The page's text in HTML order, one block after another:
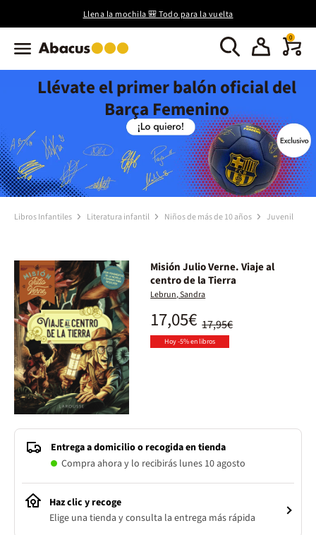
Llena la mochila 🎒 Todo para la vuelta
0
Llévate el primer balón oficial del
Barça Femenino
Libros Infantiles Literatura infantil Niños de más de 10 años Juvenil
Misión Julio Verne. Viaje al
centro de la Tierra
Lebrun, Sandra
17,95€
17,05€
Hoy -5% en libros
Entrega a domicilio o recogida en tienda
Compra ahora y lo recibirás lunes 10 agosto
Haz clic y recoge
Elige una tienda y consulta la entrega más rápida